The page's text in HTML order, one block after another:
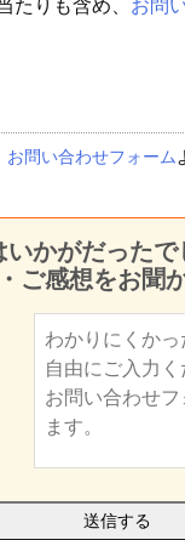
りも含め、 お問
お問い合わせフォーム
いかがだったで
ご感想をお聞